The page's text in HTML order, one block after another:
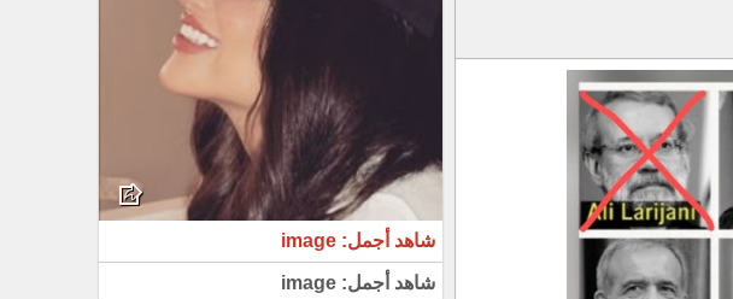
شاهد أجمل: image
شاهد أجمل: image